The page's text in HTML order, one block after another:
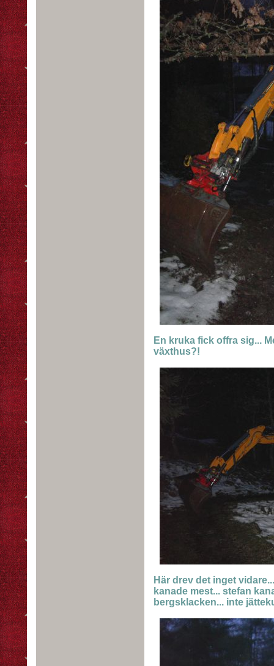
En kruka fick offra sig...
växthus?!
Här drev det inget
kanade mest... stefan
bergsklacken... inte